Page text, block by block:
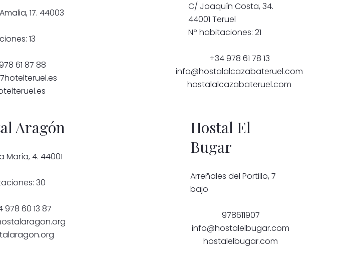
17. 44003
13
61 87 88
C/ Joaquín Costa, 34.
44001 Teruel
Nº habitaciones: 21
+34 978 61 78 13
info@hostalalcazabateruel.com
hostalalcazabateruel.com
Aragón
María, 4. 44001
30
978 60 13 87
Hostal El
Bugar
Arreñales del Portillo, 7
bajo
978611907
info@hostalelbugar.com
hostalelbugar.com